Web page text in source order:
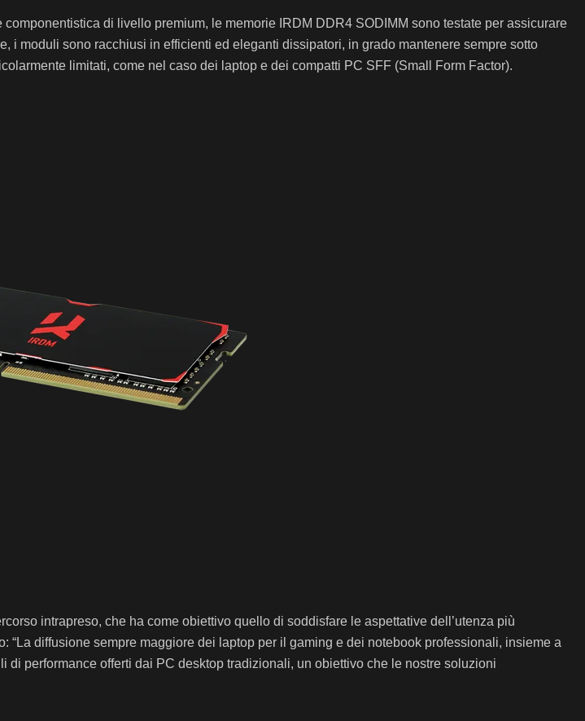
di livello premium, le memorie IRDM DDR4 SODIMM sono testate per assicurare
moduli sono racchiusi in efficienti ed eleganti dissipatori, in grado mantenere sempre sotto
limitati, come nel caso dei laptop e dei compatti PC SFF (Small Form Factor).
intrapreso, che ha come obiettivo quello di soddisfare le aspettative dell’utenza più
diffusione sempre maggiore dei laptop per il gaming e dei notebook professionali, insieme a
performance offerti dai PC desktop tradizionali, un obiettivo che le nostre soluzioni